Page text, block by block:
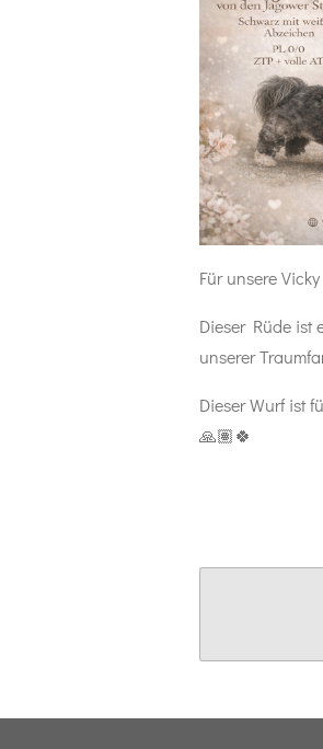
Für unsere
Dieser Rüde ist
unserer
Dieser Wurf ist
🙏🏽🍀